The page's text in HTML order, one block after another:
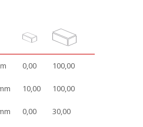
0,00 100,00
10,00 100,00
0,00 30,00